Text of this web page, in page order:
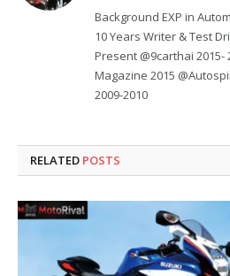
Background EXP in
10 Years Writer & Test
Present @9carthai 2015-
Magazine 2015
2009-2010
RELATED POSTS